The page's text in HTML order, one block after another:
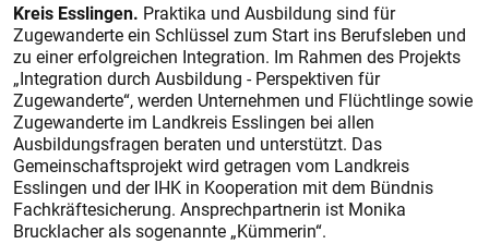
Kreis Esslingen. Praktika und Ausbildung sind für
Zugewanderte ein Schlüssel zum Start ins Berufsleben und
zu einer erfolgreichen Integration. Im Rahmen des Projekts
„Integration durch Ausbildung - Perspektiven für
Zugewanderte“, werden Unternehmen und Flüchtlinge sowie
Zugewanderte im Landkreis Esslingen bei allen
Ausbildungsfragen beraten und unterstützt. Das
Gemeinschaftsprojekt wird getragen vom Landkreis
Esslingen und der IHK in Kooperation mit dem Bündnis
Fachkräftesicherung. Ansprechpartnerin ist Monika
Brucklacher als sogenannte „Kümmerin“.